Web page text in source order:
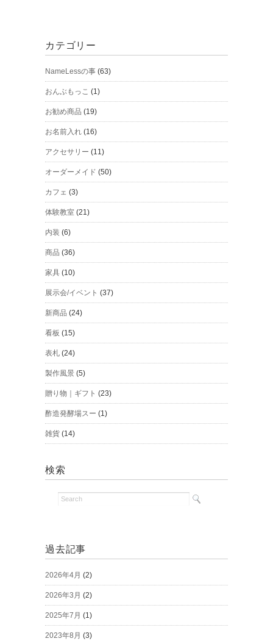
カテゴリー
NameLessの事 (63)
おんぶもっこ (1)
お勧め商品 (19)
お名前入れ (16)
アクセサリー (11)
オーダーメイド (50)
カフェ (3)
体験教室 (21)
内装 (6)
商品 (36)
家具 (10)
展示会/イベント (37)
新商品 (24)
看板 (15)
表札 (24)
製作風景 (5)
贈り物｜ギフト (23)
酢造発酵場スー (1)
雑貨 (14)
検索
過去記事
2026年4月 (2)
2026年3月 (2)
2025年7月 (1)
2023年8月 (3)